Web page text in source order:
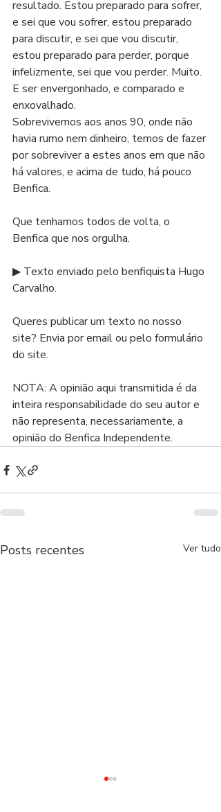
resultado. Estou preparado para sofrer,
e sei que vou sofrer, estou preparado
para discutir, e sei que vou discutir,
estou preparado para perder, porque
infelizmente, sei que vou perder. Muito.
E ser envergonhado, e comparado e
enxovalhado.
Sobrevivemos aos anos 90, onde não
havia rumo nem dinheiro, temos de fazer
por sobreviver a estes anos em que não
há valores, e acima de tudo, há pouco
Benfica.
Que tenhamos todos de volta, o
Benfica que nos orgulha.
▶ Texto enviado pelo benfiquista Hugo
Carvalho.
Queres publicar um texto no nosso
site? Envia por email ou pelo formulário
do site.
NOTA: A opinião aqui transmitida é da
inteira responsabilidade do seu autor e
não representa, necessariamente, a
opinião do Benfica Independente.
Posts recentes Ver tudo